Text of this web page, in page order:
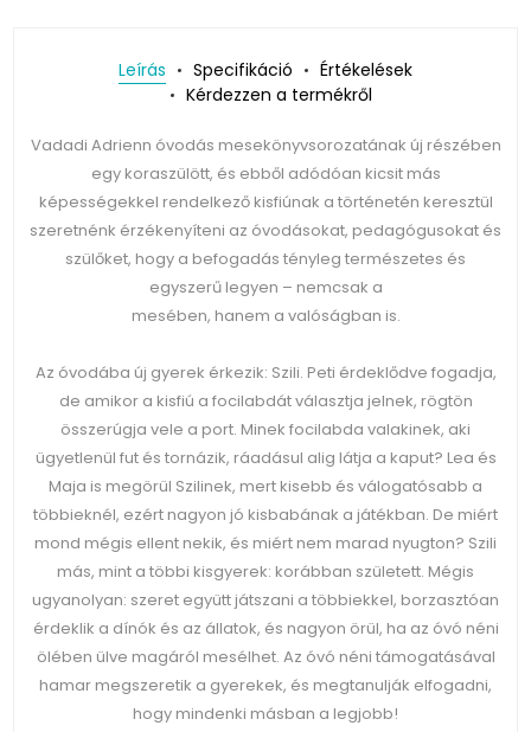
Leírás Specifikáció
Értékelések
Kérdezzen a termékről
Vadadi Adrienn óvodás mesekönyvsorozatának új részében
egy koraszülött, és ebből adódóan kicsit más
képességekkel rendelkező kisfiúnak a történetén keresztül
szeretnénk érzékenyíteni az óvodásokat, pedagógusokat és
szülőket, hogy a befogadás tényleg természetes és
egyszerű legyen – nemcsak a
mesében, hanem a valóságban is.
Az óvodába új gyerek érkezik: Szili. Peti érdeklődve fogadja,
de amikor a kisfiú a focilabdát választja jelnek, rögtön
összerúgja vele a port. Minek focilabda valakinek, aki
ügyetlenül fut és tornázik, ráadásul alig látja a kaput? Lea és
Maja is megörül Szilinek, mert kisebb és válogatósabb a
többieknél, ezért nagyon jó kisbabának a játékban. De miért
mond mégis ellent nekik, és miért nem marad nyugton? Szili
más, mint a többi kisgyerek: korábban született. Mégis
ugyanolyan: szeret együtt játszani a többiekkel, borzasztóan
érdeklik a dínók és az állatok, és nagyon örül, ha az óvó néni
ölében ülve magáról mesélhet. Az óvó néni támogatásával
hamar megszeretik a gyerekek, és megtanulják elfogadni,
hogy mindenki másban a legjobb!